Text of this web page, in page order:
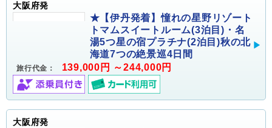
大阪府発
★【伊丹発着】憧れの星野リゾート
トマムスイートルーム(3泊目)・名
湯5つ星の宿プラチナ(2泊目)秋の北
海道7つの絶景巡4日間
旅行代金： 139,000円 ～244,000円
大阪府発